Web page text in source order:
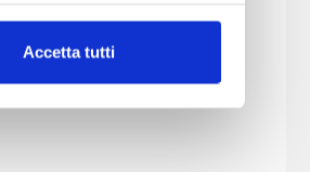
(impronte
Accetta tutti